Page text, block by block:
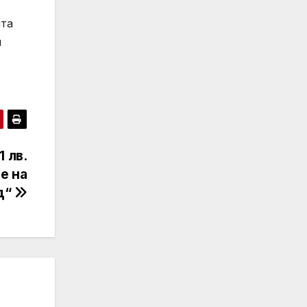
лв.
на